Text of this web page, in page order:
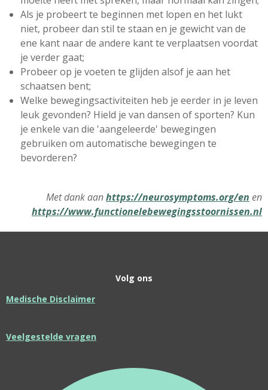
Als je probeert te beginnen met lopen en het lukt
niet, probeer dan stil te staan en je gewicht van de
ene kant naar de andere kant te verplaatsen voordat
je verder gaat;
Probeer op je voeten te glijden alsof je aan het
schaatsen bent;
Welke bewegingsactiviteiten heb je eerder in je leven
leuk gevonden? Hield je van dansen of sporten? Kun
je enkele van die 'aangeleerde' bewegingen
gebruiken om automatische bewegingen te
bevorderen?
Met dank aanhttps://neurosymptoms.org/en en
https://www.functionelebewegingsstoornissen.nl
Volg ons
Medische Disclaimer
Veelgestelde vragen